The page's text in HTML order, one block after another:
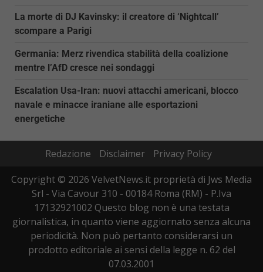
La morte di DJ Kavinsky: il creatore di ‘Nightcall’
scompare a Parigi
Germania: Merz rivendica stabilità della coalizione
mentre l’AfD cresce nei sondaggi
Escalation Usa-Iran: nuovi attacchi americani, blocco
navale e minacce iraniane alle esportazioni
energetiche
Redazione Disclaimer
Privacy Policy
Copyright © 2026 VelvetNews.it proprietà di Jws Media
Srl - Via Cavour 310 - 00184 Roma (RM) - P.Iva
17132921002 Questo blog non è una testata
giornalistica, in quanto viene aggiornato senza alcuna
periodicità. Non può pertanto considerarsi un
prodotto editoriale ai sensi della legge n. 62 del
07.03.2001